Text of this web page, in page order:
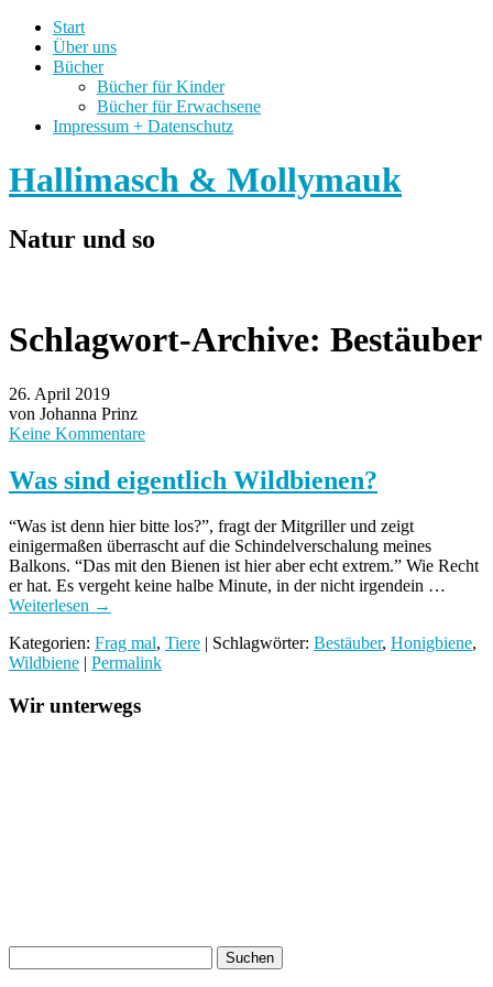
Start
Über uns
Bücher
Bücher für Kinder
Bücher für Erwachsene
Impressum + Datenschutz
Hallimasch & Mollymauk
Natur und so
Schlagwort-Archive: Bestäuber
26. April 2019
von Johanna Prinz
Keine Kommentare
Was sind eigentlich Wildbienen?
“Was ist denn hier bitte los?”, fragt der Mitgriller und zeigt
einigermaßen überrascht auf die Schindelverschalung meines
Balkons. “Das mit den Bienen ist hier aber echt extrem.” Wie Recht
er hat. Es vergeht keine halbe Minute, in der nicht irgendein …
Weiterlesen →
Kategorien: Frag mal, Tiere | Schlagwörter: Bestäuber, Honigbiene,
Wildbiene
Permalink
Wir unterwegs